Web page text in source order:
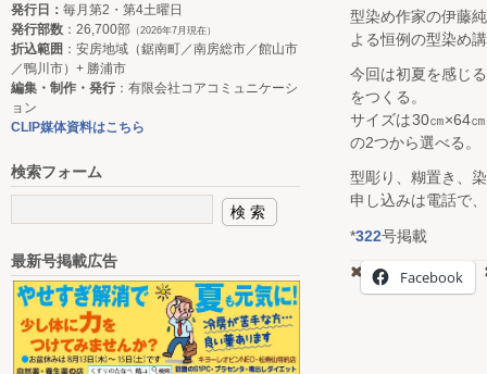
型染め作家の伊藤
よる恒例の型染め
今回は初夏を感じ
をつくる。
サイズは30㎝×64
の2つから選べる。
型彫り、糊置き、
申し込みは電話で
*322号掲載
Facebook
発行日： 毎月第2・第4土曜日
発行部数 ：26,700部 （2026年7月現在）
折込範囲 ：安房地域（鋸南町／南房総市／館山市
／鴨川市）+ 勝浦市
編集・制作・発行：有限会社コアコミュニケーシ
ョン
CLIP媒体資料はこちら
検索フォーム
最新号掲載広告